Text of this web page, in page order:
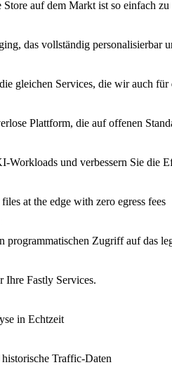
auf dem Markt ist so einfach
das vollständig personalisierbar
gleichen Services, die wir auch
Plattform, die auf offenen
Workloads und verbessern Sie die
at the edge with zero egress fees
programmatischen Zugriff auf das
Fastly Services.
in Echtzeit
Traffic-Daten